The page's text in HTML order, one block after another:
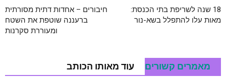
18 שנה לשריפת בתי הכנסת:
מאות עלו להתפלל בשא-נור
חיבורים – אחדות דתית מסורתית
ברעננה שוטפת את השטח
ומעוררת סקרנות
מאמרים קשורים עוד מאותו הכותב